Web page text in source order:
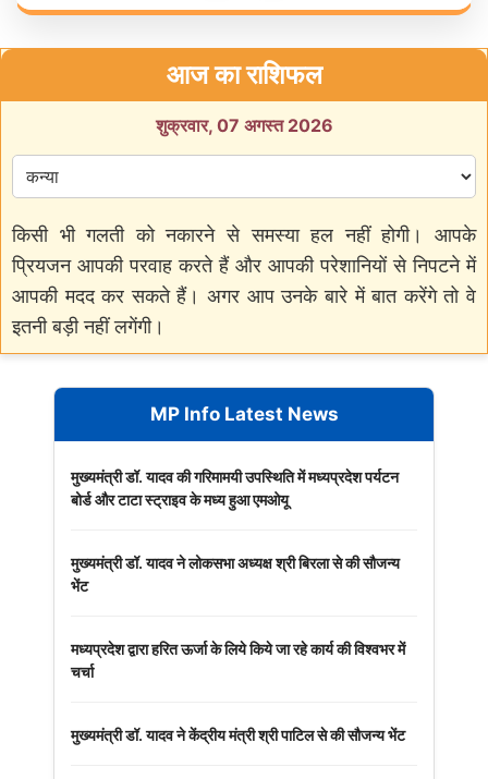
आज का राशिफल
शुक्रवार, 07 अगस्त 2026
किसी भी गलती को नकारने से समस्या हल नहीं होगी। आपके
प्रियजन आपकी परवाह करते हैं और आपकी परेशानियों से निपटने में
आपकी मदद कर सकते हैं। अगर आप उनके बारे में बात करेंगे तो वे
इतनी बड़ी नहीं लगेंगी।
MP Info Latest News
मुख्यमंत्री डॉ. यादव की गरिमामयी उपस्थिति में मध्यप्रदेश पर्यटन
बोर्ड और टाटा स्ट्राइव के मध्य हुआ एमओयू
मुख्यमंत्री डॉ. यादव ने लोकसभा अध्यक्ष श्री बिरला से की सौजन्य
भेंट
मध्यप्रदेश द्वारा हरित ऊर्जा के लिये किये जा रहे कार्य की विश्वभर में
चर्चा
मुख्यमंत्री डॉ. यादव ने केंद्रीय मंत्री श्री पाटिल से की सौजन्य भेंट